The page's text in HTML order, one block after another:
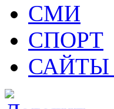
СМИ
СПОРТ
САЙТЫ